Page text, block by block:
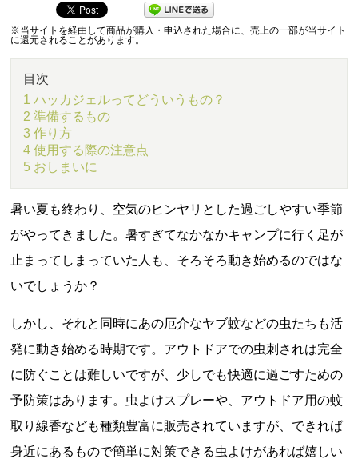
※当サイトを経由して商品が購入・申込された場合に、売上の一部が当サイト
に還元されることがあります。
目次
1 ハッカジェルってどういうもの？
2 準備するもの
3 作り方
4 使用する際の注意点
5 おしまいに
暑い夏も終わり、空気のヒンヤリとした過ごしやすい季節
がやってきました。暑すぎてなかなかキャンプに行く足が
止まってしまっていた人も、そろそろ動き始めるのではな
いでしょうか？
しかし、それと同時にあの厄介なヤブ蚊などの虫たちも活
発に動き始める時期です。アウトドアでの虫刺されは完全
に防ぐことは難しいですが、少しでも快適に過ごすための
予防策はあります。虫よけスプレーや、アウトドア用の蚊
取り線香なども種類豊富に販売されていますが、できれば
身近にあるもので簡単に対策できる虫よけがあれば嬉しい